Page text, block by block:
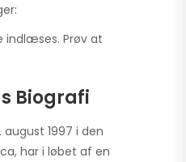
indlæses. Prøv at
Biografi
august 1997 i den
har i løbet af en